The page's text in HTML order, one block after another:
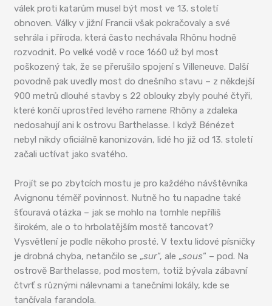
válek proti katarům musel být most ve 13. století
obnoven. Války v jižní Francii však pokračovaly a své
sehrála i příroda, která často nechávala Rhônu hodně
rozvodnit. Po velké vodě v roce 1660 už byl most
poškozený tak, že se přerušilo spojení s Villeneuve. Další
povodně pak uvedly most do dnešního stavu – z někdejší
900 metrů dlouhé stavby s 22 oblouky zbyly pouhé čtyři,
které končí uprostřed levého ramene Rhôny a zdaleka
nedosahují ani k ostrovu Barthelasse. I když Bénézet
nebyl nikdy oficiálně kanonizován, lidé ho již od 13. století
začali uctívat jako svatého.
Projít se po zbytcích mostu je pro každého návštěvníka
Avignonu téměř povinnost. Nutně ho tu napadne také
šťouravá otázka – jak se mohlo na tomhle nepříliš
širokém, ale o to hrbolatějším mostě tancovat?
Vysvětlení je podle někoho prosté. V textu lidové písničky
je drobná chyba, netančilo se „sur“, ale „sous“ – pod. Na
ostrově Barthelasse, pod mostem, totiž bývala zábavní
čtvrť s různými nálevnami a tanečními lokály, kde se
tančívala farandola.